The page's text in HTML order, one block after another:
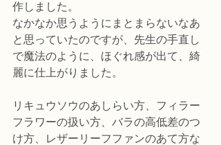
作しました。
なかなか思うようにまとまらないなあ
と思っていたのですが、先生の手直し
で魔法のように、ほぐれ感が出て、綺
麗に仕上がりました。
リキュウソウのあしらい方、フィラー
フラワーの扱い方、バラの高低差のつ
け方、レザーリーフファンのあて方な